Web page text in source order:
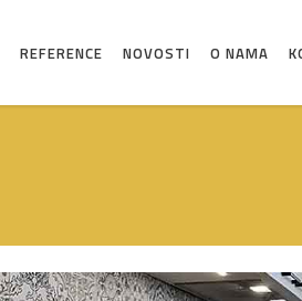
REFERENCE NOVOSTI O NAMA